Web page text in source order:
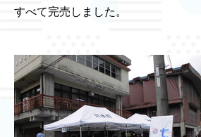
すべて完売しました。